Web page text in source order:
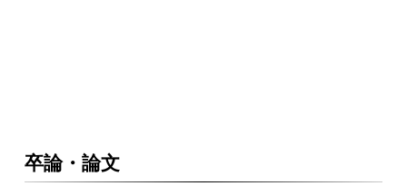
卒論・論文